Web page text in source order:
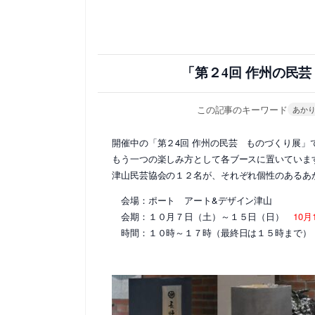
「第２4回 作州の民
この記事のキーワード あかり
開催中の「第２4回 作州の民芸 ものづくり展」
もう一つの楽しみ方として各ブースに置いてい
津山民芸協会の１２名が、それぞれ個性のある
会場：ポート アート&デザイン津山
会期：１０月７日（土）～１５日（日） 10
時間：１０時～１７時（最終日は１５時まで）